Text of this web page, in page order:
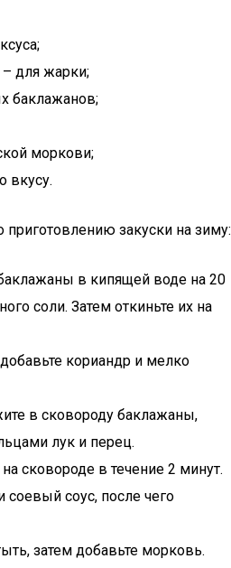
– для жарки;
баклажанов;
моркови;
вкусу.
закуски на зиму:
в кипящей воде на 20
соли. Затем откиньте их на
кориандр и мелко
в сковороду баклажаны,
лук и перец.
сковороде в течение 2 минут.
соевый соус, после чего
затем добавьте морковь.